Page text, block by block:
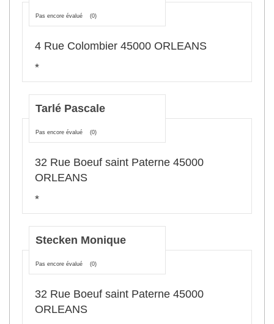
Pas encore évalué (0)
4 Rue Colombier 45000 ORLEANS
*
Tarlé Pascale
Pas encore évalué (0)
32 Rue Boeuf saint Paterne 45000
ORLEANS
*
Stecken Monique
Pas encore évalué (0)
32 Rue Boeuf saint Paterne 45000
ORLEANS